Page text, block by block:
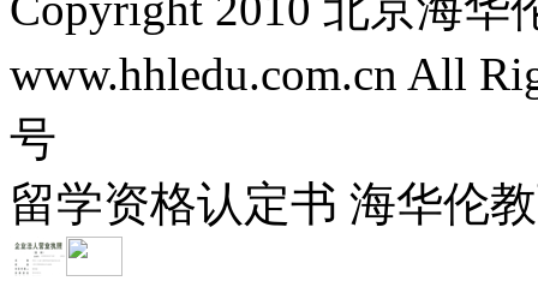
www.hhledu.com.cn All
号
留学资格认定书 海华伦